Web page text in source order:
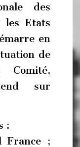
des
les Etats
en
de
sur
:
France ;